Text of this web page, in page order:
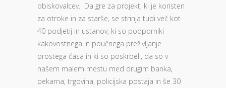
obiskovalcev. Da gre za projekt, ki je koristen
za otroke in za starše, se strinja tudi več kot
40 podjetij in ustanov, ki so podporniki
kakovostnega in poučnega preživljanje
prostega časa in ki so poskrbeli, da so v
našem malem mestu med drugim banka,
pekarna, trgovina, policijska postaja in še 30